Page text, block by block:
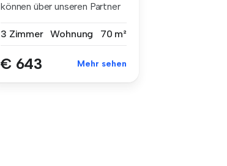
können über unseren Partner
3 Zimmer
Wohnung 70 m²
€ 643 Mehr sehen